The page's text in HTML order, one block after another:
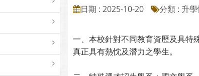
日期 : 2025-10-20 分類 : 升
一、本校針對不同教育資歷及具特
真正具有熱忱及潛力之學生。